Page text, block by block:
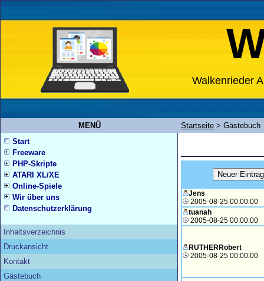
Walkenrieder
MENÜ Startseite > Gästebuch
Start
Freeware
PHP-Skripte
ATARI XL/XE
Online-Spiele
Wir über uns
Datenschutzerklärung
Inhaltsverzeichnis
Druckansicht
Kontakt
Gästebuch
Jens
2005-08-25 00:00:00
tuanah
2005-08-25 00:00:00
RUTHERRobert
2005-08-25 00:00:00